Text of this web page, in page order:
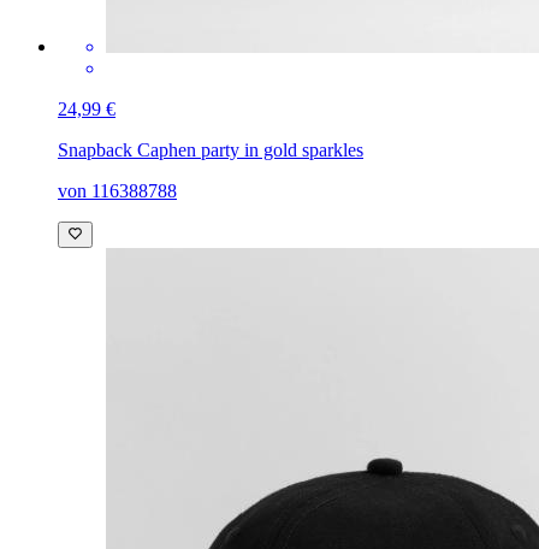
24,99 €
Snapback Caphen party in gold sparkles
von 116388788